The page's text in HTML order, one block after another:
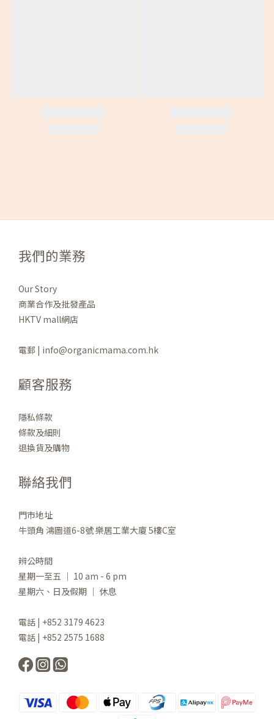
我們的業務
Our Story
商業合作及批發產品
HKTV mall網店
電郵 | info@organicmama.com.hk
顧客服務
隱私條款
條款及細則
退換貨及購物
聯絡我們
門市地址
牛頭角 鴻圖道6-8號 樂居工業大廈 5樓C室
辨公時間
星期一至五 ｜ 10 am - 6 pm
星期六、日及假期 ｜ 休息
電話 | +852 3179 4623
電話 | +852 2575 1688